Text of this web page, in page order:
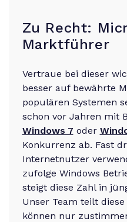
Zu Recht:
Marktführer
Vertraue bei dieser
besser auf bewährte
populären Systemen
schon vor Jahren mit
Windows 7 oder
Konkurrenz ab. Fast
Internetnutzer
zufolge Windows
steigt diese Zahl in
Unser Team teilt
können nur